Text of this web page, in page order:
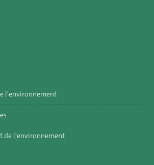
l'environnement
de l'environnement